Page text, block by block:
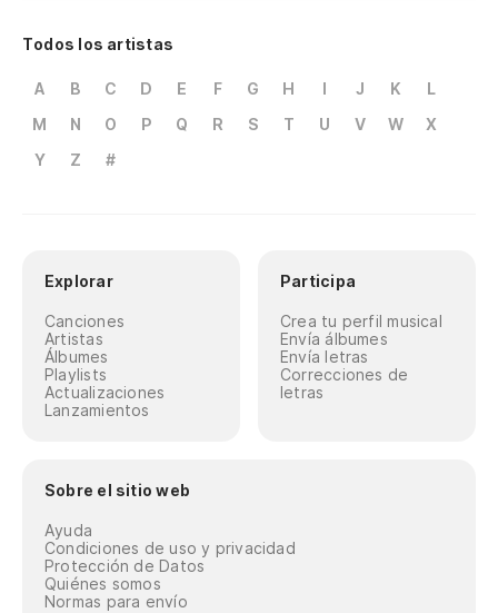
Todos los artistas
A B C D E F G H I J K
L
M
N O P Q R S T U V W
X
Y
Z #
Explorar
Canciones
Artistas
Álbumes
Playlists
Actualizaciones
Lanzamientos
Participa
Crea tu perfil musical
Envía álbumes
Envía letras
Correcciones de
letras
Sobre el sitio web
Ayuda
Condiciones de uso y privacidad
Protección de Datos
Quiénes somos
Normas para envío